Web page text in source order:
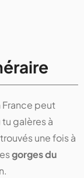
peut
galères à
une fois à
gorges du